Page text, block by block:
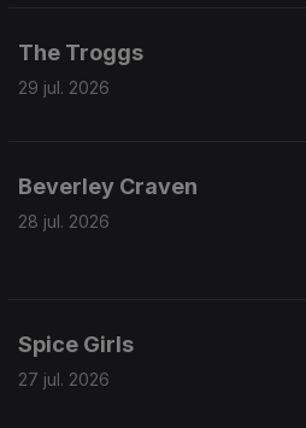
The Troggs
29 jul. 2026
Beverley Craven
28 jul. 2026
Spice Girls
27 jul. 2026